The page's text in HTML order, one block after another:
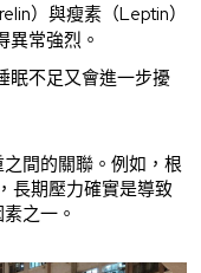
）與瘦素（Leptin）
異常強烈。
眠不足又會進一步擾
間的關聯。例如，根
，長期壓力確實是導致
之一。